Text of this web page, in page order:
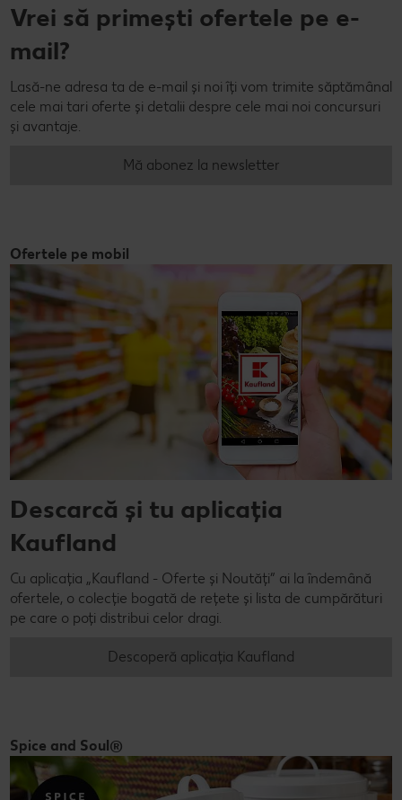
Vrei să primești ofertele pe e-
mail?
Lasă-ne adresa ta de e-mail și noi îți vom trimite săptămânal
cele mai tari oferte și detalii despre cele mai noi concursuri
și avantaje.
Mă abonez la newsletter
Ofertele pe mobil
Descarcă și tu aplicația
Kaufland
Cu aplicația „Kaufland - Oferte și Noutăți” ai la îndemână
ofertele, o colecție bogată de rețete și lista de cumpărături
pe care o poți distribui celor dragi.
Descoperă aplicația Kaufland
Spice and Soul®